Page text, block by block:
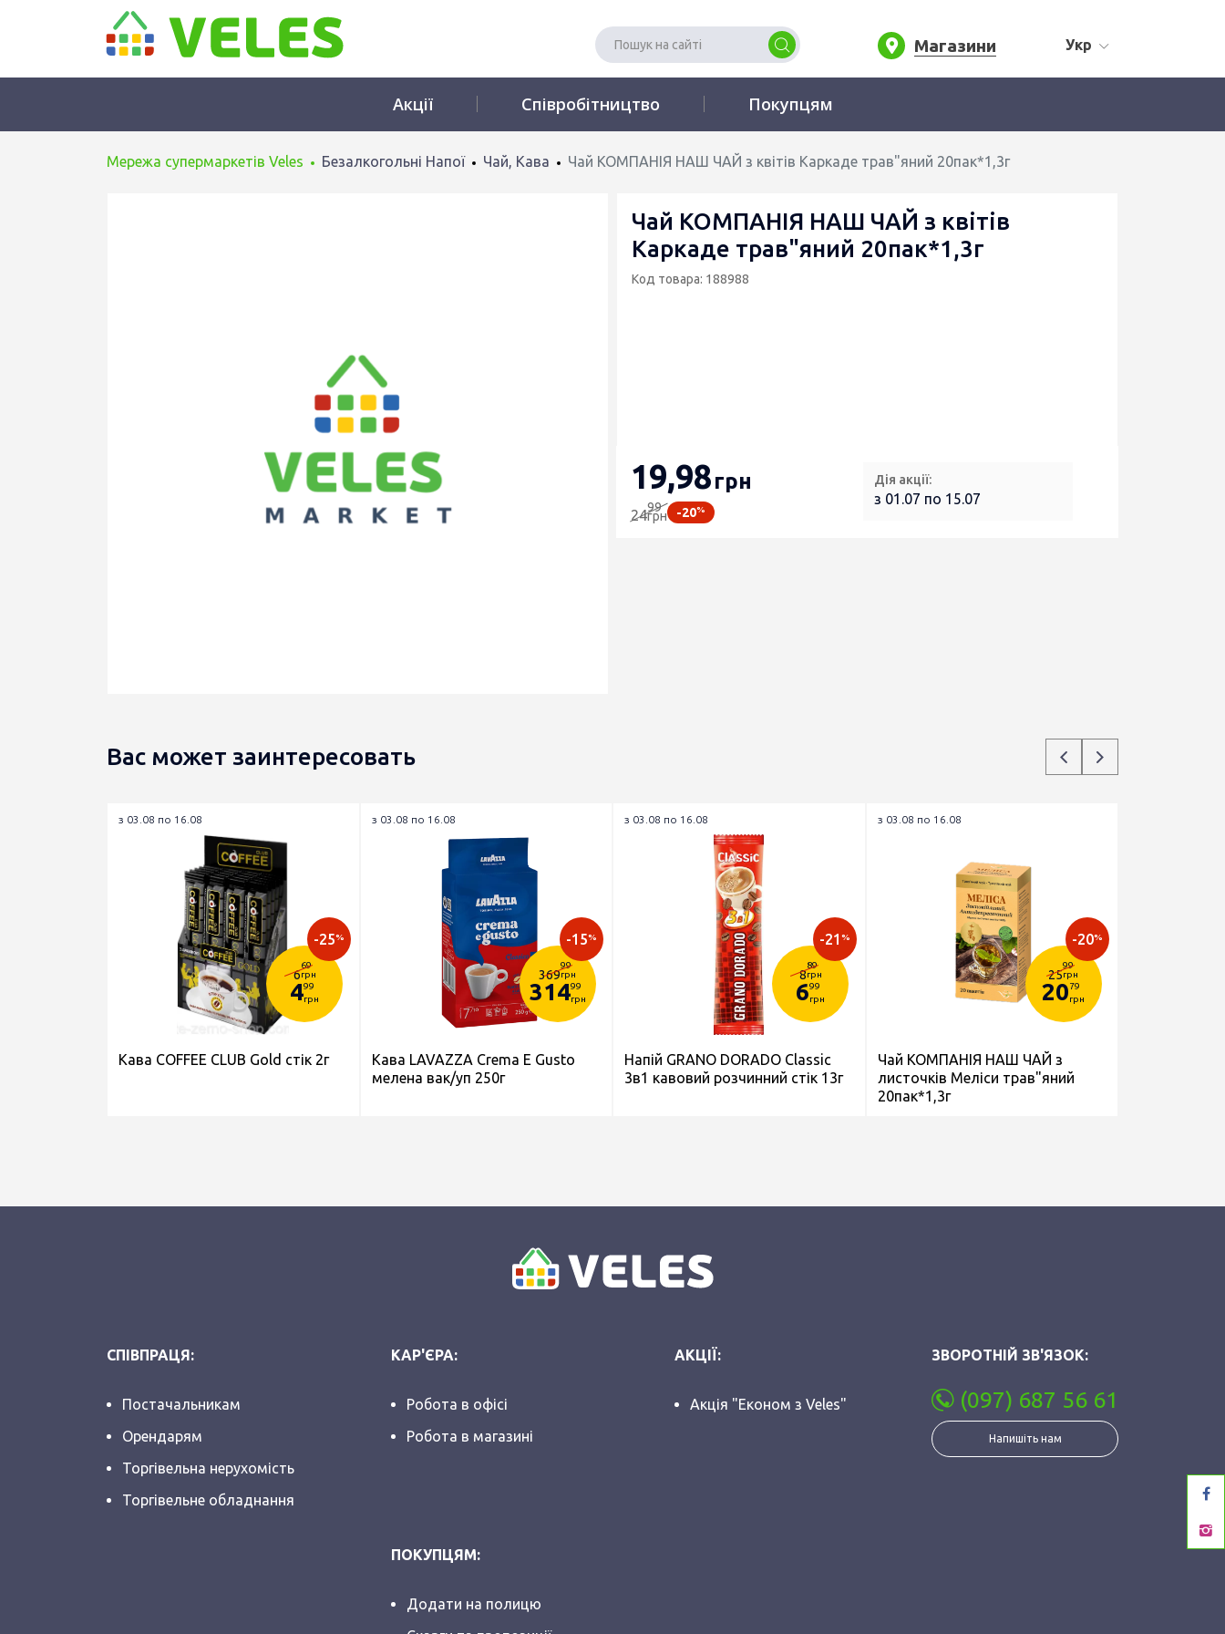
Магазини Укр
Акції Співробітництво Покупцям
Мережа супермаркетів Veles Безалкогольні Напої Чай, Кава Чай КОМПАНІЯ НАШ ЧАЙ з квітів Каркаде трав"яний 20пак*1,3г
Чай КОМПАНІЯ НАШ ЧАЙ з квітів
Каркаде трав"яний 20пак*1,3г
Код товара: 188988
19,98грн
2499
грн -20%
Дія акції:
з 01.07 по 15.07
Вас может заинтересовать
з 03.08 по 16.08
6
69
грн
499
грн
-25%
Кава COFFEE CLUB Gold стік 2г
з 03.08 по 16.08
369
99
грн
31499
грн
-15%
Кава LAVAZZA Crema E Gusto
мелена вак/уп 250г
з 03.08 по 16.08
8
89
грн
699
грн
-21 %
Напій GRANO DORADO Classic
3в1 кавовий розчинний стік 13г
з 03.08 по 16.08
25
99
грн
2079
грн
-20%
Чай КОМПАНІЯ НАШ ЧАЙ з
листочків Меліси трав"яний
20пак*1,3г
СПІВПРАЦЯ:
Постачальникам
Орендарям
Торгівельна нерухомість
Торгівельне обладнання
КАР'ЄРА:
Робота в офісі
Робота в магазині
АКЦІЇ:
Акція "Економ з Veles"
ПОКУПЦЯМ:
Додати на полицю
ЗВОРОТНІЙ ЗВ'ЯЗОК:
(097) 687 56 61
Напишіть нам